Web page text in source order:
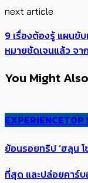
next article
9 เรื่องต้องรู้ ​แผนขั
หมายชัดเจนแล้ว ​จา
You Might
EXPERIENCETOP
ย้อนรอยทริป ‘ฮลุน โ
ที่สุด​​ และปล่อยคาร์​